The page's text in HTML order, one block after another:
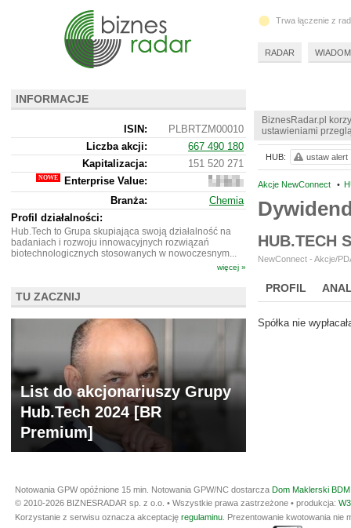
BiznesRadar.pl
ustawieniami
Akcje NewConnect •
HUB.TECH
NewConnect - Akcje/
PROFIL
Spółka nie
HUB: ustaw alert
INFORMACJE
ISIN:
PLBRTZM00010
Liczba akcji:
667 490 180
Kapitalizacja:
151 520 271
Enterprise Value:
119
271
271
Branża:
Chemia
Profil działalności:
Hub.Tech to Grupa skupiająca swoją działalność na
badaniach i rozwoju innowacyjnych rozwiązań
biotechnologicznych stosowanych w nowoczesnym...
więcej »
TU ZACZNIJ
List do akcjonariuszy Grupy
Hub.Tech 2024 [BR
Premium]
Trwa łączenie z
RADAR
Notowania GPW opóźnione 15 min. Notowania GPW/NC dostarcza Dom Maklerski
© 2010-2026 BIZNESRADAR sp. z o.o. • Wszystkie prawa zastrzeżone • produkcja:
Korzystanie z serwisu oznacza akceptację regulaminu . Prezentowanie kwotowania